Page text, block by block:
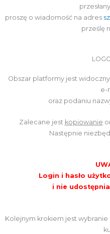
proszę o wiadomość na adres
prześlę
Obszar platformy jest
e-
oraz podaniu
Zalecane jest kopiowanie
Następnie
Login i hasło
i nie
Kolejnym krokiem jest wybranie